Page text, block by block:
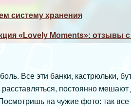
систему хранения
«Lovely Moments»: отзывы
Все эти банки, кастрюльки,
постоянно мешают
на чужие фото: так все